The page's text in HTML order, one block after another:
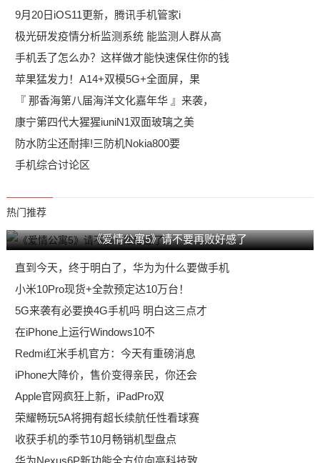
9月20日iOS11更新，腾讯手机管家i
极光研发疫情分析监测系统 能监测人群从高
手机丢了怎么办？这样做才能快速保住你的钱
苹果猛发力！A14+双模5G+全面屏，果
『 那香海第八届海洋文化嘉年华 』来袭，
康宁第四代大猩猩iuniN1双面玻璃之美
防水防尘还耐摔!三防机Nokia800要
手机综合讨论区
热门推荐
《爱情公寓5》请不要再败好感了
直到今天，终于明白了，华为为什么要做手机
小米10Pro现货+全款预定达10万台！
5G来袭有必要换4G手机吗 明白这三点才
在iPhone上运行Windows10不
Redmi红米手机官方：今天有重磅消息
iPhone大降价，售价变得亲民，你还会
Apple官网疯狂上新，iPadPro双
荣耀畅玩5A将拥有超长续航任性看球赛
收获手机的季节10月畅销机型盘点
华为Nexus6P新功能全方位向高科技致